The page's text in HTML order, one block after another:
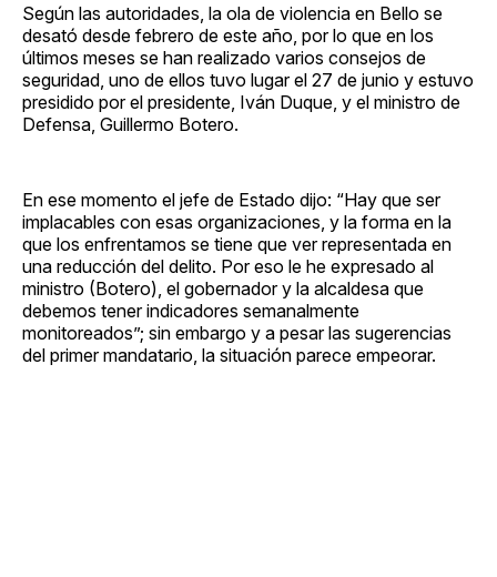
Según las autoridades, la ola de violencia en Bello se
desató desde febrero de este año, por lo que en los
últimos meses se han realizado varios consejos de
seguridad, uno de ellos tuvo lugar el 27 de junio y estuvo
presidido por el presidente, Iván Duque, y el ministro de
Defensa, Guillermo Botero.
En ese momento el jefe de Estado dijo: “Hay que ser
implacables con esas organizaciones, y la forma en la
que los enfrentamos se tiene que ver representada en
una reducción del delito. Por eso le he expresado al
ministro (Botero), el gobernador y la alcaldesa que
debemos tener indicadores semanalmente
monitoreados”; sin embargo y a pesar las sugerencias
del primer mandatario, la situación parece empeorar.